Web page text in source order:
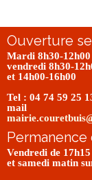
Ouverture
Mardi 8h30-12h00
vendredi 8h30-
et 14h00-16h00
Tel : 04 74 59 25
mail
Vendredi de
et samedi matin